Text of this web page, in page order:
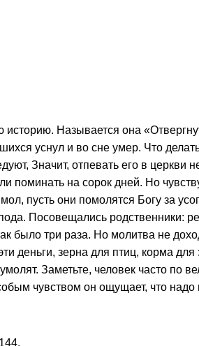
историю. Называется она
уснул и во сне умер. Что
Значит, отпевать его в церкви
поминать на сорок дней. Но
пусть они помолят­ся Богу за
Посо­вещались родственники:
было три раза. Но молит­ва не
деньги, зерна для птиц, корма
Заметьте, человек часто по
чувством он ощущает, что надо